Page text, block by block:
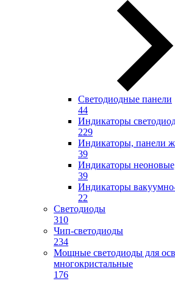
Светодиодные панели
44
Индикаторы
229
Индикаторы, панели
39
Индикаторы
39
Индикаторы
22
Светодиоды
310
Чип-светодиоды
234
Мощные светодиоды для
многокристальные
176